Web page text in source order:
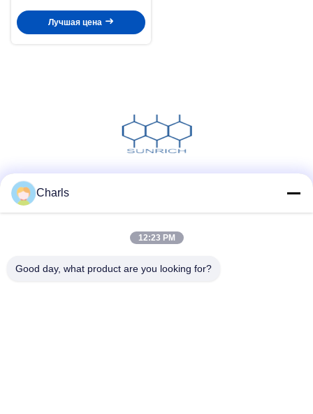
лакировочной машины/высокой
Лучшая цена
Charls
12:23 PM
Good day, what product are you looking for?